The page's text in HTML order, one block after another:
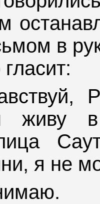
в
живу
я не